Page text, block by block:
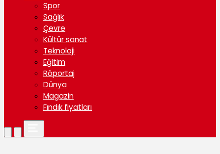
Spor
Sağlık
Çevre
Kültür sanat
Teknoloji
Eğitim
Röportaj
Dünya
Magazin
Fındık fiyatları